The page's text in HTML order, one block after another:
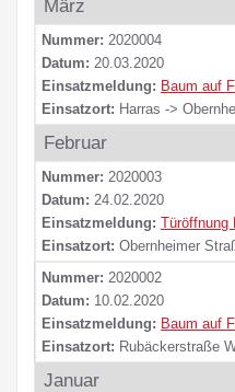
März
Nummer: 2020004
Datum: 20.03.2020
Einsatzmeldung: Baum auf
Einsatzort: Harras ->
Februar
Nummer: 2020003
Datum: 24.02.2020
Einsatzmeldung: Türöffnung
Einsatzort: Obernheimer
Nummer: 2020002
Datum: 10.02.2020
Einsatzmeldung: Baum auf
Einsatzort: Rubäckerstraße
Januar